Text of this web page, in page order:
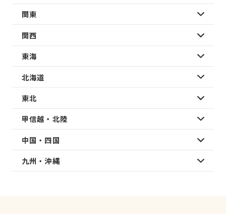
関東
関西
東海
北海道
東北
甲信越・北陸
中国・四国
九州・沖縄